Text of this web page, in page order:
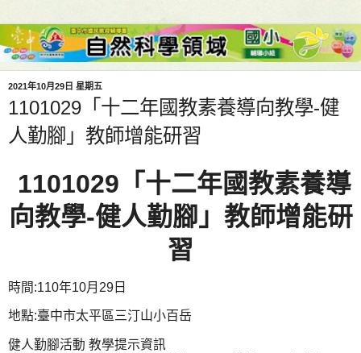
2021年10月29日 星期五
1101029「十二年國教素養導向教學-健
人勤腳」教師增能研習
1101029「十二年國教素養導
向教學-健人勤腳」教師增能研
習
時間:110年10月29日
地點:臺中市太平區三汀山小百岳
健人勤腳活動 教學提示資訊